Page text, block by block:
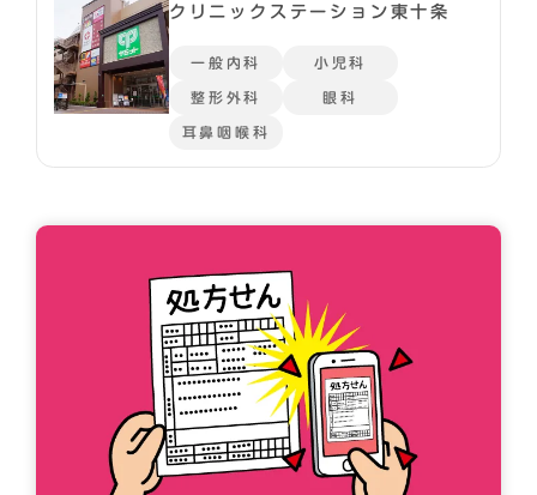
クリニックステーション東十条
一般内科 小児科
整形外科 眼科
耳鼻咽喉科